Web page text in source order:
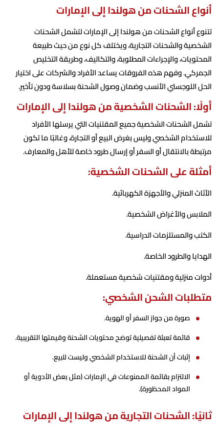
أنواع الشحنات من هولندا إلى الإمارات
تتنوع أنواع الشحنات من هولندا إلى الإمارات لتشمل الشحنات
الشخصية والشحنات التجارية، ويختلف كل نوع من حيث طبيعة
المحتويات، والإجراءات المطلوبة، والتكاليف، وطريقة التخليص
الجمركي. وفهم هذه الفروقات يساعد الأفراد والشركات على اختيار
الحل اللوجستي الأنسب وضمان وصول الشحنة بسلاسة ودون تأخير.
أولًا: الشحنات الشخصية من هولندا إلى الإمارات
تشمل الشحنات الشخصية جميع المقتنيات التي يرسلها الأفراد
للاستخدام الشخصي وليس بغرض البيع أو التجارة، وغالبًا ما تكون
مرتبطة بالانتقال أو السفر أو إرسال طرود خاصة للأهل والمعارف.
أمثلة على الشحنات الشخصية:
الأثاث المنزلي والأجهزة الكهربائية.
الملابس والأغراض الشخصية.
الكتب والمستلزمات الدراسية.
الهدايا والطرود الخاصة.
أدوات منزلية ومقتنيات شخصية مستعملة.
متطلبات الشحن الشخصي:
صورة من جواز السفر أو الهوية.
قائمة تعبئة تفصيلية توضح محتويات الشحنة وقيمتها التقريبية.
إثبات أن الشحنة للاستخدام الشخصي وليست للبيع.
الالتزام بقائمة الممنوعات في الإمارات (مثل بعض الأدوية أو
المواد المحظورة).
ثانيًا: الشحنات التجارية من هولندا إلى الإمارات